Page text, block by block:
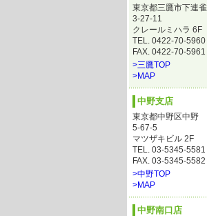
東京都三鷹市下連雀
3-27-11
クレールミハラ 6F
TEL. 0422-70-5960
FAX. 0422-70-5961
>三鷹TOP
>MAP
中野支店
東京都中野区中野
5-67-5
マツザキビル 2F
TEL. 03-5345-5581
FAX. 03-5345-5582
>中野TOP
>MAP
中野南口店